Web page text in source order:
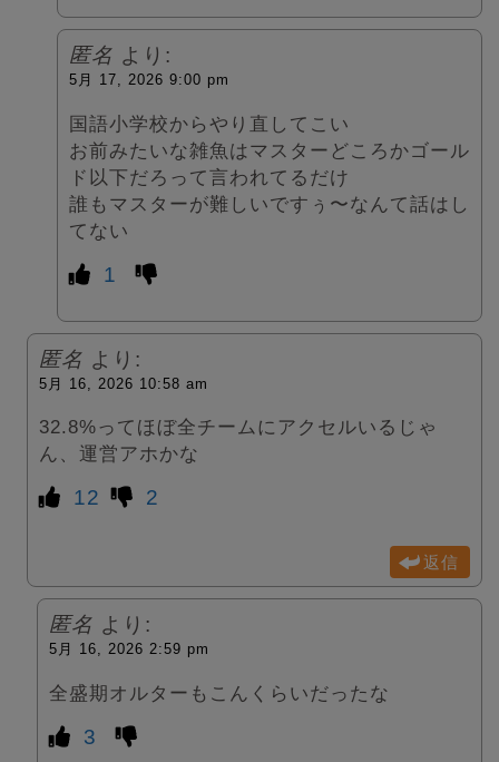
匿名 より:
5月 17, 2026 9:00 pm
国語小学校からやり直してこい
お前みたいな雑魚はマスターどころかゴール
ド以下だろって言われてるだけ
誰もマスターが難しいですぅ〜なんて話はし
てない
1
匿名 より:
5月 16, 2026 10:58 am
32.8%ってほぼ全チームにアクセルいるじゃ
ん、運営アホかな
12 2
返信
匿名 より:
5月 16, 2026 2:59 pm
全盛期オルターもこんくらいだったな
3